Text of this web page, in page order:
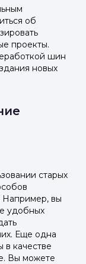
об
проекты.
шин
новых
старых
Например, вы
удобных
Еще одна
в качестве
Вы можете